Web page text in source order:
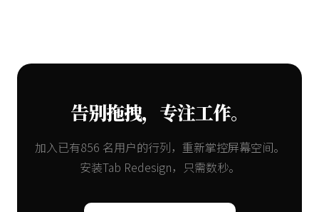
告别拖拽，专注工作。
加入已有856 名用户的行列，重新掌控屏幕空间。
安装Tab Redesign，只需数秒。